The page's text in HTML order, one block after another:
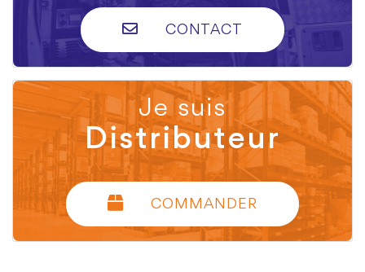
CONTACT
Je suis
Distributeur
COMMANDER